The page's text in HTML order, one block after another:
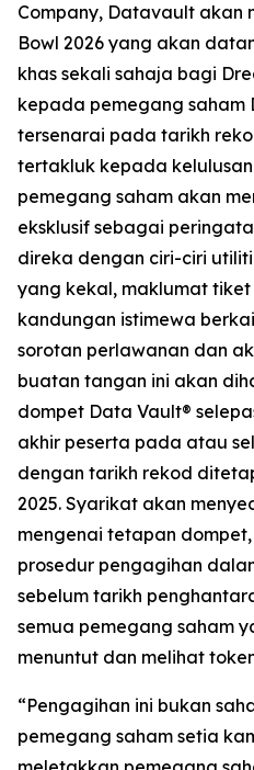
Company, Datavault akan
Bowl 2026 yang akan
khas sekali sahaja bagi
kepada pemegang saham
tersenarai pada tarikh
tertakluk kepada
pemegang saham akan
eksklusif sebagai
direka dengan ciri-ciri
yang kekal, maklumat
kandungan istimewa
sorotan perlawanan dan
buatan tangan ini akan
dompet Data Vault®
akhir peserta pada atau
dengan tarikh rekod
2025. Syarikat akan
mengenai tetapan
prosedur pengagihan
sebelum tarikh
semua pemegang saham
menuntut dan melihat
“Pengagihan ini bukan
pemegang saham setia